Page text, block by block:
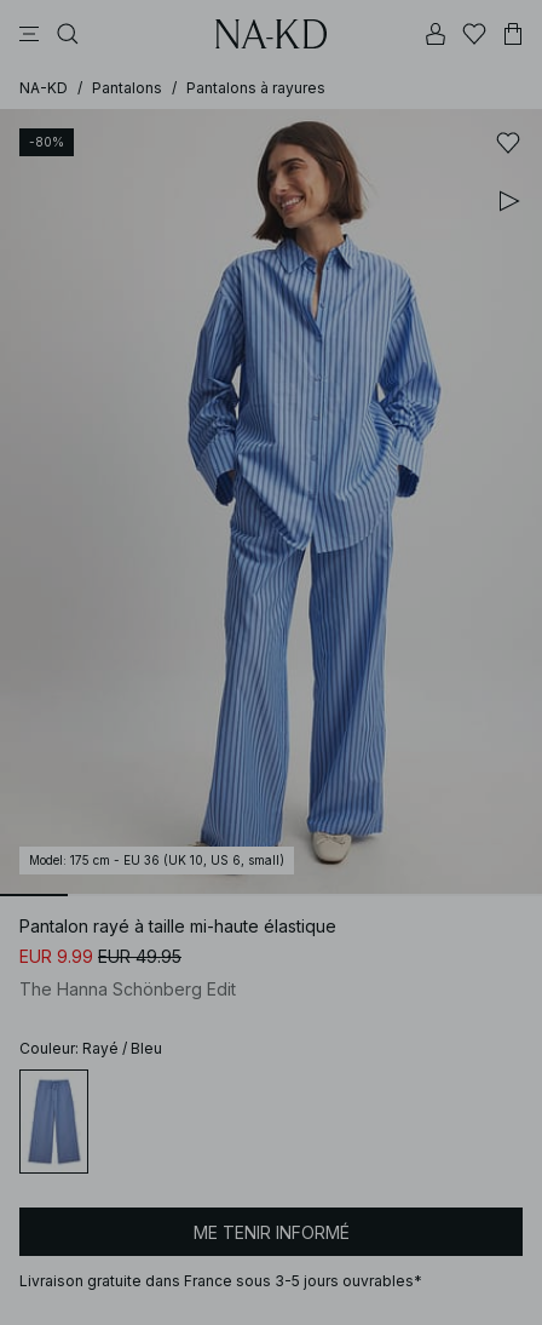
NA-KD / Pantalons / Pantalons à rayures
-80%
Model : 175 cm - EU 36 (UK 10, US 6, small)
Pantalon rayé à taille mi-haute élastique
EUR 9.99 EUR 49.95
The Hanna Schönberg Edit
Couleur: Rayé / Bleu
ME TENIR INFORMÉ
Livraison gratuite dans France sous 3-5 jours ouvrables*